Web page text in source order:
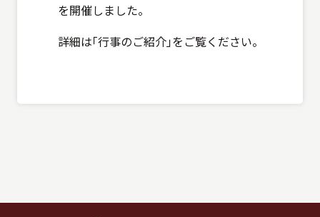
を開催しました。
詳細は｢行事のご紹介｣をご覧ください。